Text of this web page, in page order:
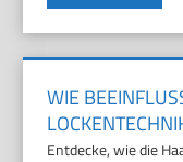
WIE
Entdecke, wie die